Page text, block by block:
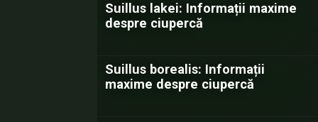
Suillus lakei: Informații maxime
despre ciupercă
Suillus borealis: Informații
maxime despre ciupercă